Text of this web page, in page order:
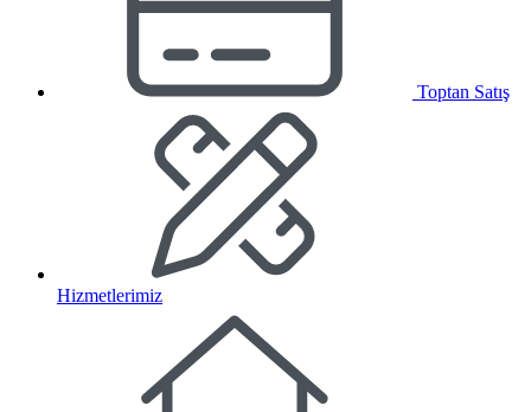
Toptan Satış
Hizmetlerimiz